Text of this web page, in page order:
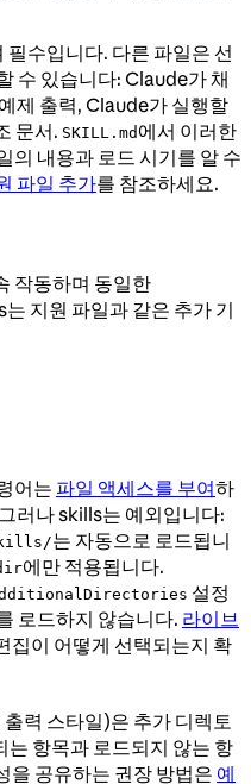
필수입니다. 다른 파일은 선
수 있습니다: Claude가 채
제 출력, Claude가 실행할
문서. SKILL.md 에서 이러한
의 내용과 로드 시기를 알 수
파일 추가를 참조하세요.
작동하며 동일한
지원 파일과 같은 추가 기
어는 파일 액세스를 부여하
러나 skills는 예외입니다:
는 자동으로 로드됩니
에만 적용됩니다.
설정
로드하지 않습니다. 라이브
집이 어떻게 선택되는지 확
력 스타일)은 추가 디렉토
항목과 로드되지 않는 항
을 공유하는 권장 방법은 예